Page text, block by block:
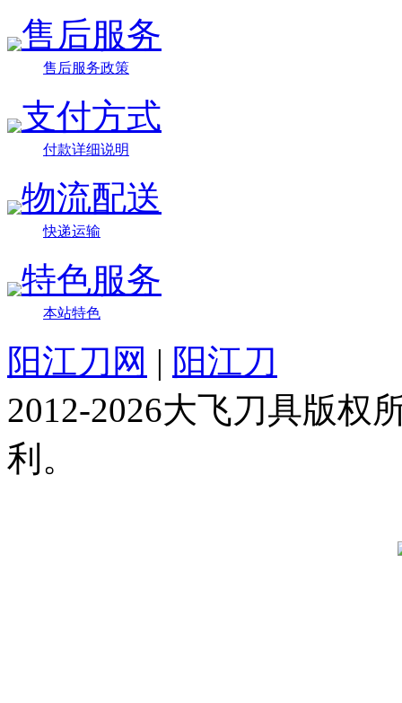
售后服务
售后服务政策
支付方式
付款详细说明
物流配送
快递运输
特色服务
本站特色
阳江刀网 | 阳江刀
2012-2026大飞刀具版权
利。